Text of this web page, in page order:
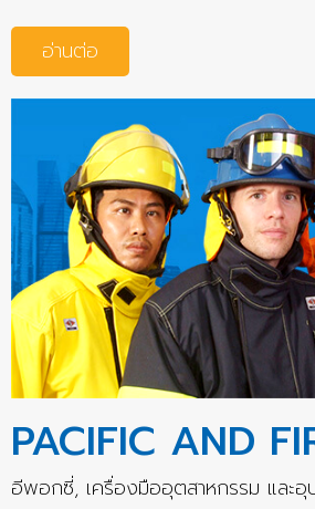
อ่านต่อ
PACIFIC AND
อีพอกซี่, เครื่องมืออุตสาหกรรม และ